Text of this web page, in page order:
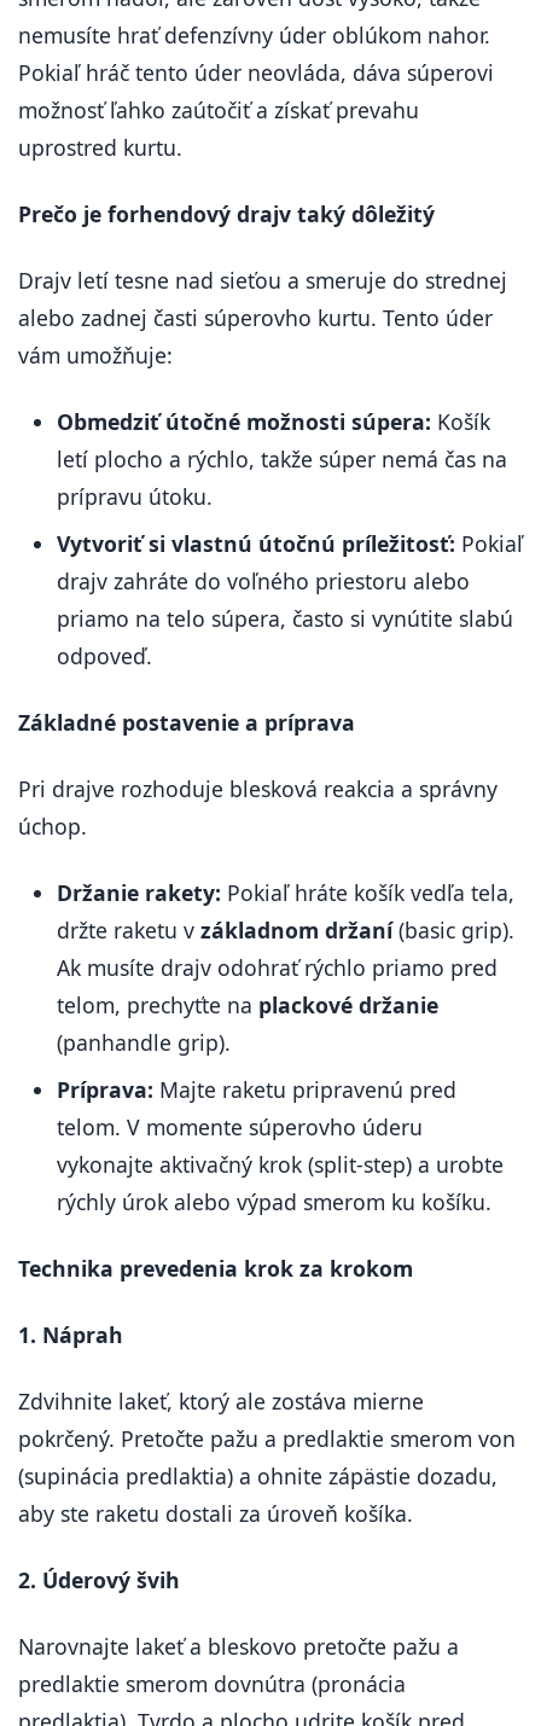
nemusíte hrať defenzívny úder oblúkom nahor.
Pokiaľ hráč tento úder neovláda, dáva súperovi
možnosť ľahko zaútočiť a získať prevahu
uprostred kurtu.
Prečo je forhendový drajv taký dôležitý
Drajv letí tesne nad sieťou a smeruje do strednej
alebo zadnej časti súperovho kurtu. Tento úder
vám umožňuje:
Obmedziť útočné možnosti súpera: Košík
letí plocho a rýchlo, takže súper nemá čas na
prípravu útoku.
Vytvoriť si vlastnú útočnú príležitosť: Pokiaľ
drajv zahráte do voľného priestoru alebo
priamo na telo súpera, často si vynútite slabú
odpoveď.
Základné postavenie a príprava
Pri drajve rozhoduje blesková reakcia a správny
úchop.
Držanie rakety: Pokiaľ hráte košík vedľa tela,
držte raketu v základnom držaní(basic grip).
Ak musíte drajv odohrať rýchlo priamo pred
telom, prechyťte na plackové držanie
(panhandle grip).
Príprava: Majte raketu pripravenú pred
telom. V momente súperovho úderu
vykonajte aktivačný krok (split-step) a urobte
rýchly úrok alebo výpad smerom ku košíku.
Technika prevedenia krok za krokom
1. Náprah
Zdvihnite lakeť, ktorý ale zostáva mierne
pokrčený. Pretočte pažu a predlaktie smerom von
(supinácia predlaktia) a ohnite zápästie dozadu,
aby ste raketu dostali za úroveň košíka.
2. Úderový švih
Narovnajte lakeť a bleskovo pretočte pažu a
predlaktie smerom dovnútra (pronácia